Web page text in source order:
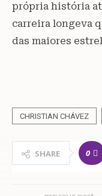
própria história
carreira longeva
das maiores
CHRISTIAN CHÁVEZ
SHARE 0